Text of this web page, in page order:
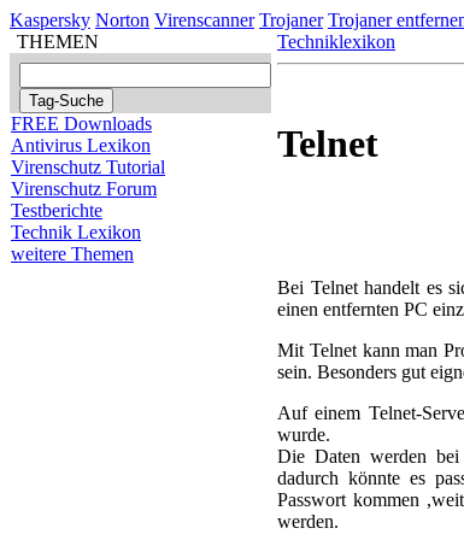
Kaspersky Norton Virenscanner Trojaner Trojaner
THEMEN
FREE Downloads
Antivirus Lexikon
Virenschutz Tutorial
Virenschutz Forum
Testberichte
Technik Lexikon
weitere Themen
Techniklexikon
Telnet
Bei Telnet handelt es
einen entfernten PC
Mit Telnet kann man
sein. Besonders gut
Auf einem Telnet-
wurde.
Die Daten werden
dadurch könnte es
Passwort kommen
werden.